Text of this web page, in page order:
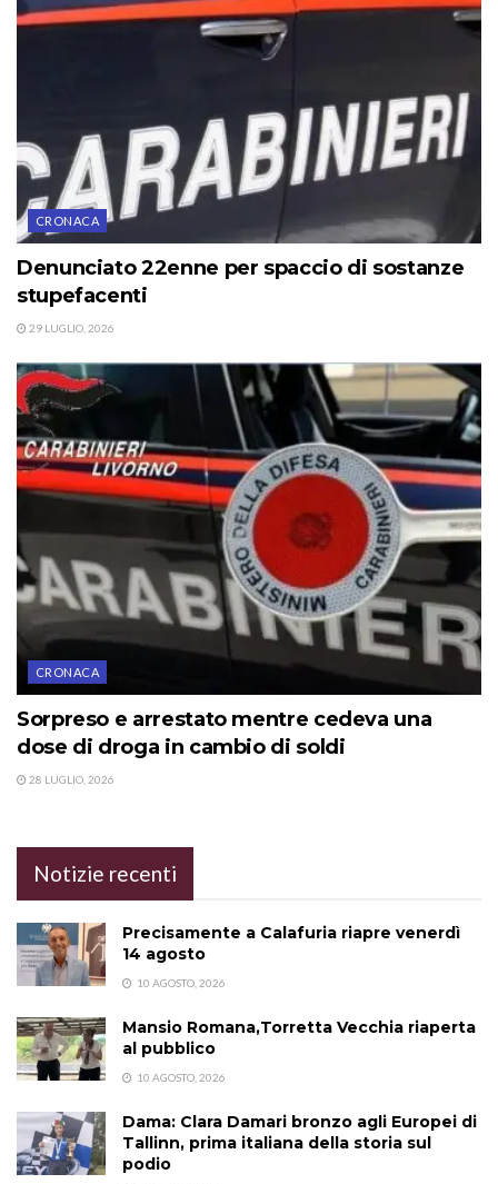
CRONACA
Denunciato 22enne per spaccio di sostanze
stupefacenti
29 LUGLIO, 2026
CRONACA
Sorpreso e arrestato mentre cedeva una
dose di droga in cambio di soldi
28 LUGLIO, 2026
Notizie recenti
Precisamente a Calafuria riapre venerdì
14 agosto
10 AGOSTO, 2026
Mansio Romana,Torretta Vecchia riaperta
al pubblico
10 AGOSTO, 2026
Dama: Clara Damari bronzo agli Europei di
Tallinn, prima italiana della storia sul
podio